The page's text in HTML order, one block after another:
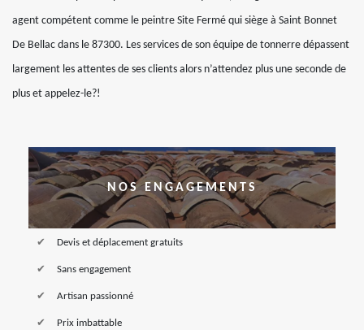
agent compétent comme le peintre Site Fermé qui siège à Saint Bonnet
De Bellac dans le 87300. Les services de son équipe de tonnerre dépassent
largement les attentes de ses clients alors n’attendez plus une seconde de
plus et appelez-le?!
NOS ENGAGEMENTS
Devis et déplacement gratuits
Sans engagement
Artisan passionné
Prix imbattable